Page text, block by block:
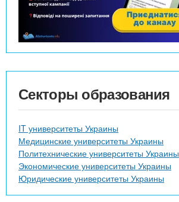
Секторы образования
IT университеты Украины
Медицинские университеты Украины
Политехнические университеты Украины
Экономические университеты Украины
Юридические университеты Украины